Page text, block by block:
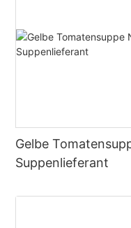
Gelbe
Suppenlieferant